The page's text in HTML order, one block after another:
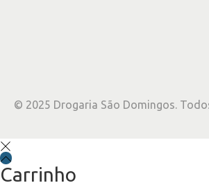
© 2025 Drogaria São Domingos.
Carrinho